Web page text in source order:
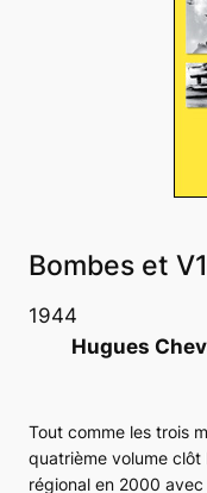
Bombes et
1944
Hugues
Tout comme les trois
quatrième volume
régional en 2000